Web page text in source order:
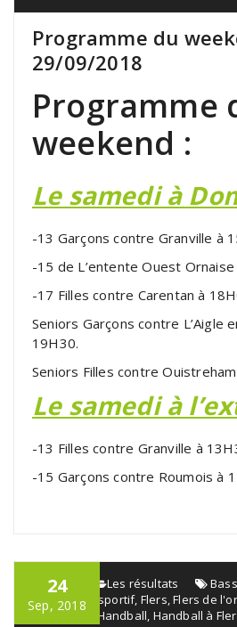
Programme du
29/09/2018
Programme
weekend :
Le samedi à
-13 Garçons contre Granville à
-15 de L’entente Ouest
-17 Filles contre Carentan à
Seniors Garçons contre L’Aigle
19H30.
Seniors Filles contre
Le samedi à
-13 Filles contre Granville à
-15 Garçons contre Roumois à
24
Sep, 2018
admin Les résultats
Événement sportif, Flers ,Flers de
Flers sport
Handball Handball à